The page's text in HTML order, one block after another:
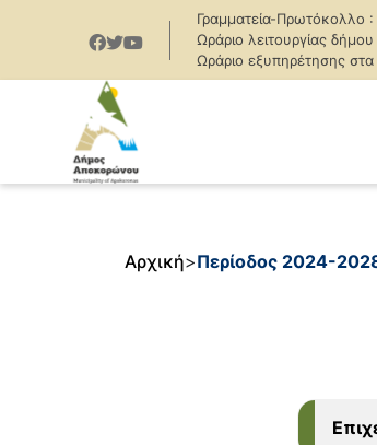
Γραμματεία-
Ωράριο λειτουργίας
Ωράριο εξυπηρέτησης
Αρχική>Περίοδος 2024-